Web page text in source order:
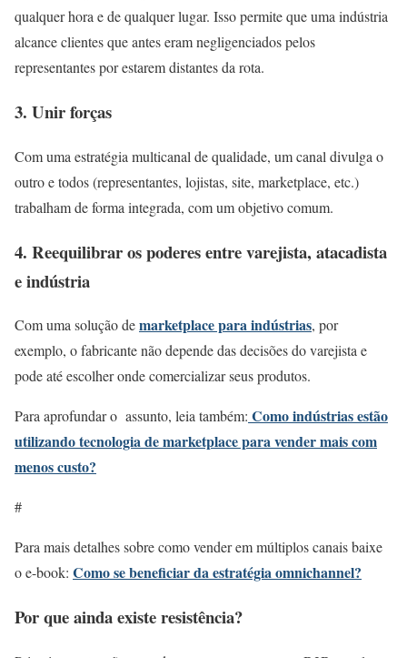
qualquer hora e de qualquer lugar. Isso permite que uma indústria
alcance clientes que antes eram negligenciados pelos
representantes por estarem distantes da rota.
3. Unir forças
Com uma estratégia multicanal de qualidade, um canal divulga o
outro e todos (representantes, lojistas, site, marketplace, etc.)
trabalham de forma integrada, com um objetivo comum.
4. Reequilibrar os poderes entre varejista, atacadista
e indústria
Com uma solução demarketplace para indústrias, por
exemplo, o fabricante não depende das decisões do varejista e
pode até escolher onde comercializar seus produtos.
Para aprofundar o assunto, leia também: Como indústrias estão
utilizando tecnologia de marketplace para vender mais com
menos custo?
#
Para mais detalhes sobre como vender em múltiplos canais baixe
o e-book: Como se beneficiar da estratégia omnichannel?
Por que ainda existe resistência?